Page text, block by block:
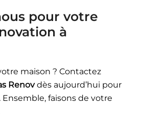
pour votre
à
maison ? Contactez
Renovdès aujourd’hui pour
faisons de votre